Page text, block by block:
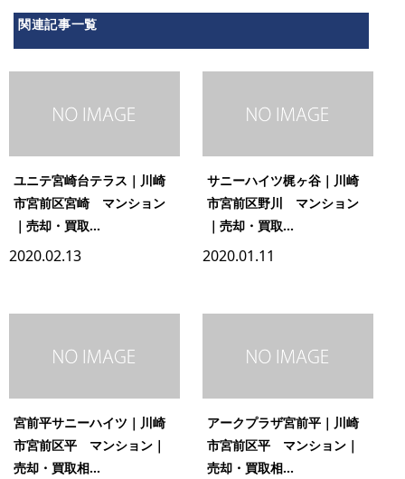
関連記事一覧
ユニテ宮崎台テラス｜川崎
市宮前区宮崎 マンション
｜売却・買取...
2020.02.13
サニーハイツ梶ヶ谷｜川崎
市宮前区野川 マンション
｜売却・買取...
2020.01.11
宮前平サニーハイツ｜川崎
市宮前区平 マンション｜
売却・買取相...
アークプラザ宮前平｜川崎
市宮前区平 マンション｜
売却・買取相...